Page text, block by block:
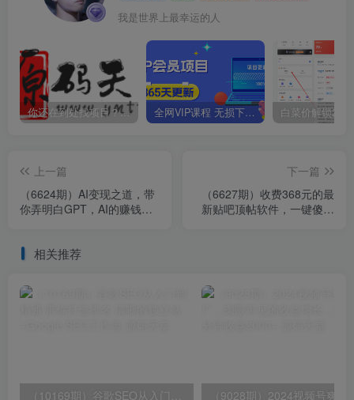
我是世界上最幸运的人
你还在到处找项目？还在当韭菜？我靠卖项目一个月收入5万+，曾经我也是个失败者。 全网VIP课程 无损下载~
上一篇
（6624期）AI变现之道，带
你弄明白GPT，AI的赚钱方
下一篇
（6627期）收费368元的最
新贴吧顶帖软件，一键傻瓜
相关推荐